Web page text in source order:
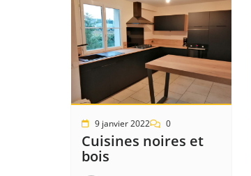
9 janvier 2022 0
Cuisines noires et
bois